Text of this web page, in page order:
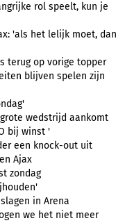
rol speelt, kun je
'als het lelijk moet, dan
terug op vorige topper
blijven spelen zijn
wedstrijd aankomt
bij winst '
een knock-out uit
Ajax
zondag
in Arena
we het niet meer